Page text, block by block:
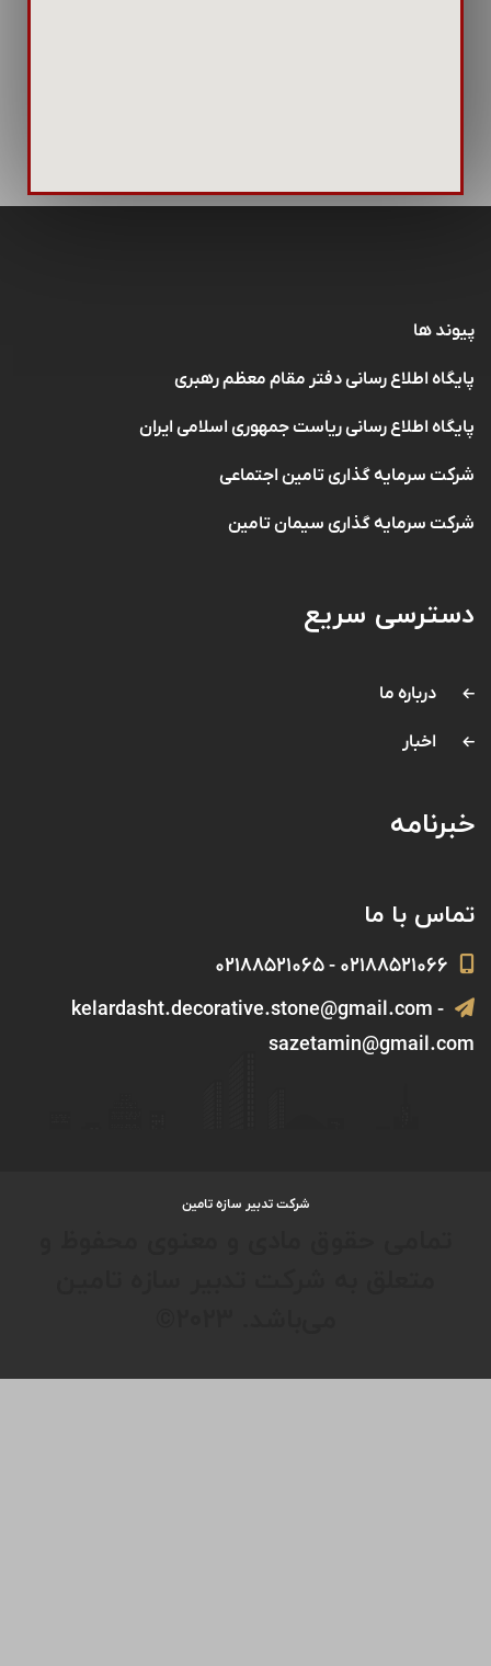
پیوند ها
پایگاه اطلاع رسانی دفتر مقام معظم رهبری
پایگاه اطلاع رسانی ریاست جمهوری اسلامی ایران
شرکت سرمایه گذاری تامین اجتماعی
شرکت سرمایه گذاری سیمان تامین
دسترسی سریع
درباره ما
اخبار
خبرنامه
تماس با ما
۰۲۱۸۸۵۲۱۰۶۶ - ۰۲۱۸۸۵۲۱۰۶۵
kelardasht.decorative.stone@gmail.com -
sazetamin@gmail.com
شرکت تدبیر سازه تامین